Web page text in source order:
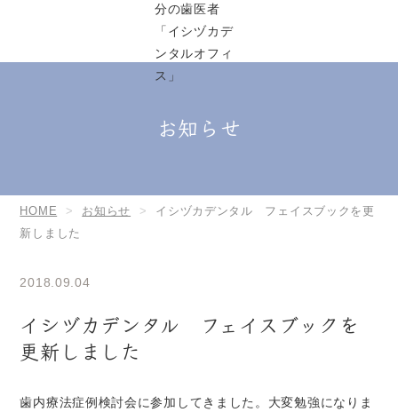
お知らせ
HOME お知らせ
イシヅカデンタル フェイスブックを更
新しました
2018.09.04
イシヅカデンタル フェイスブックを
更新しました
歯内療法症例検討会に参加してきました。大変勉強になりま